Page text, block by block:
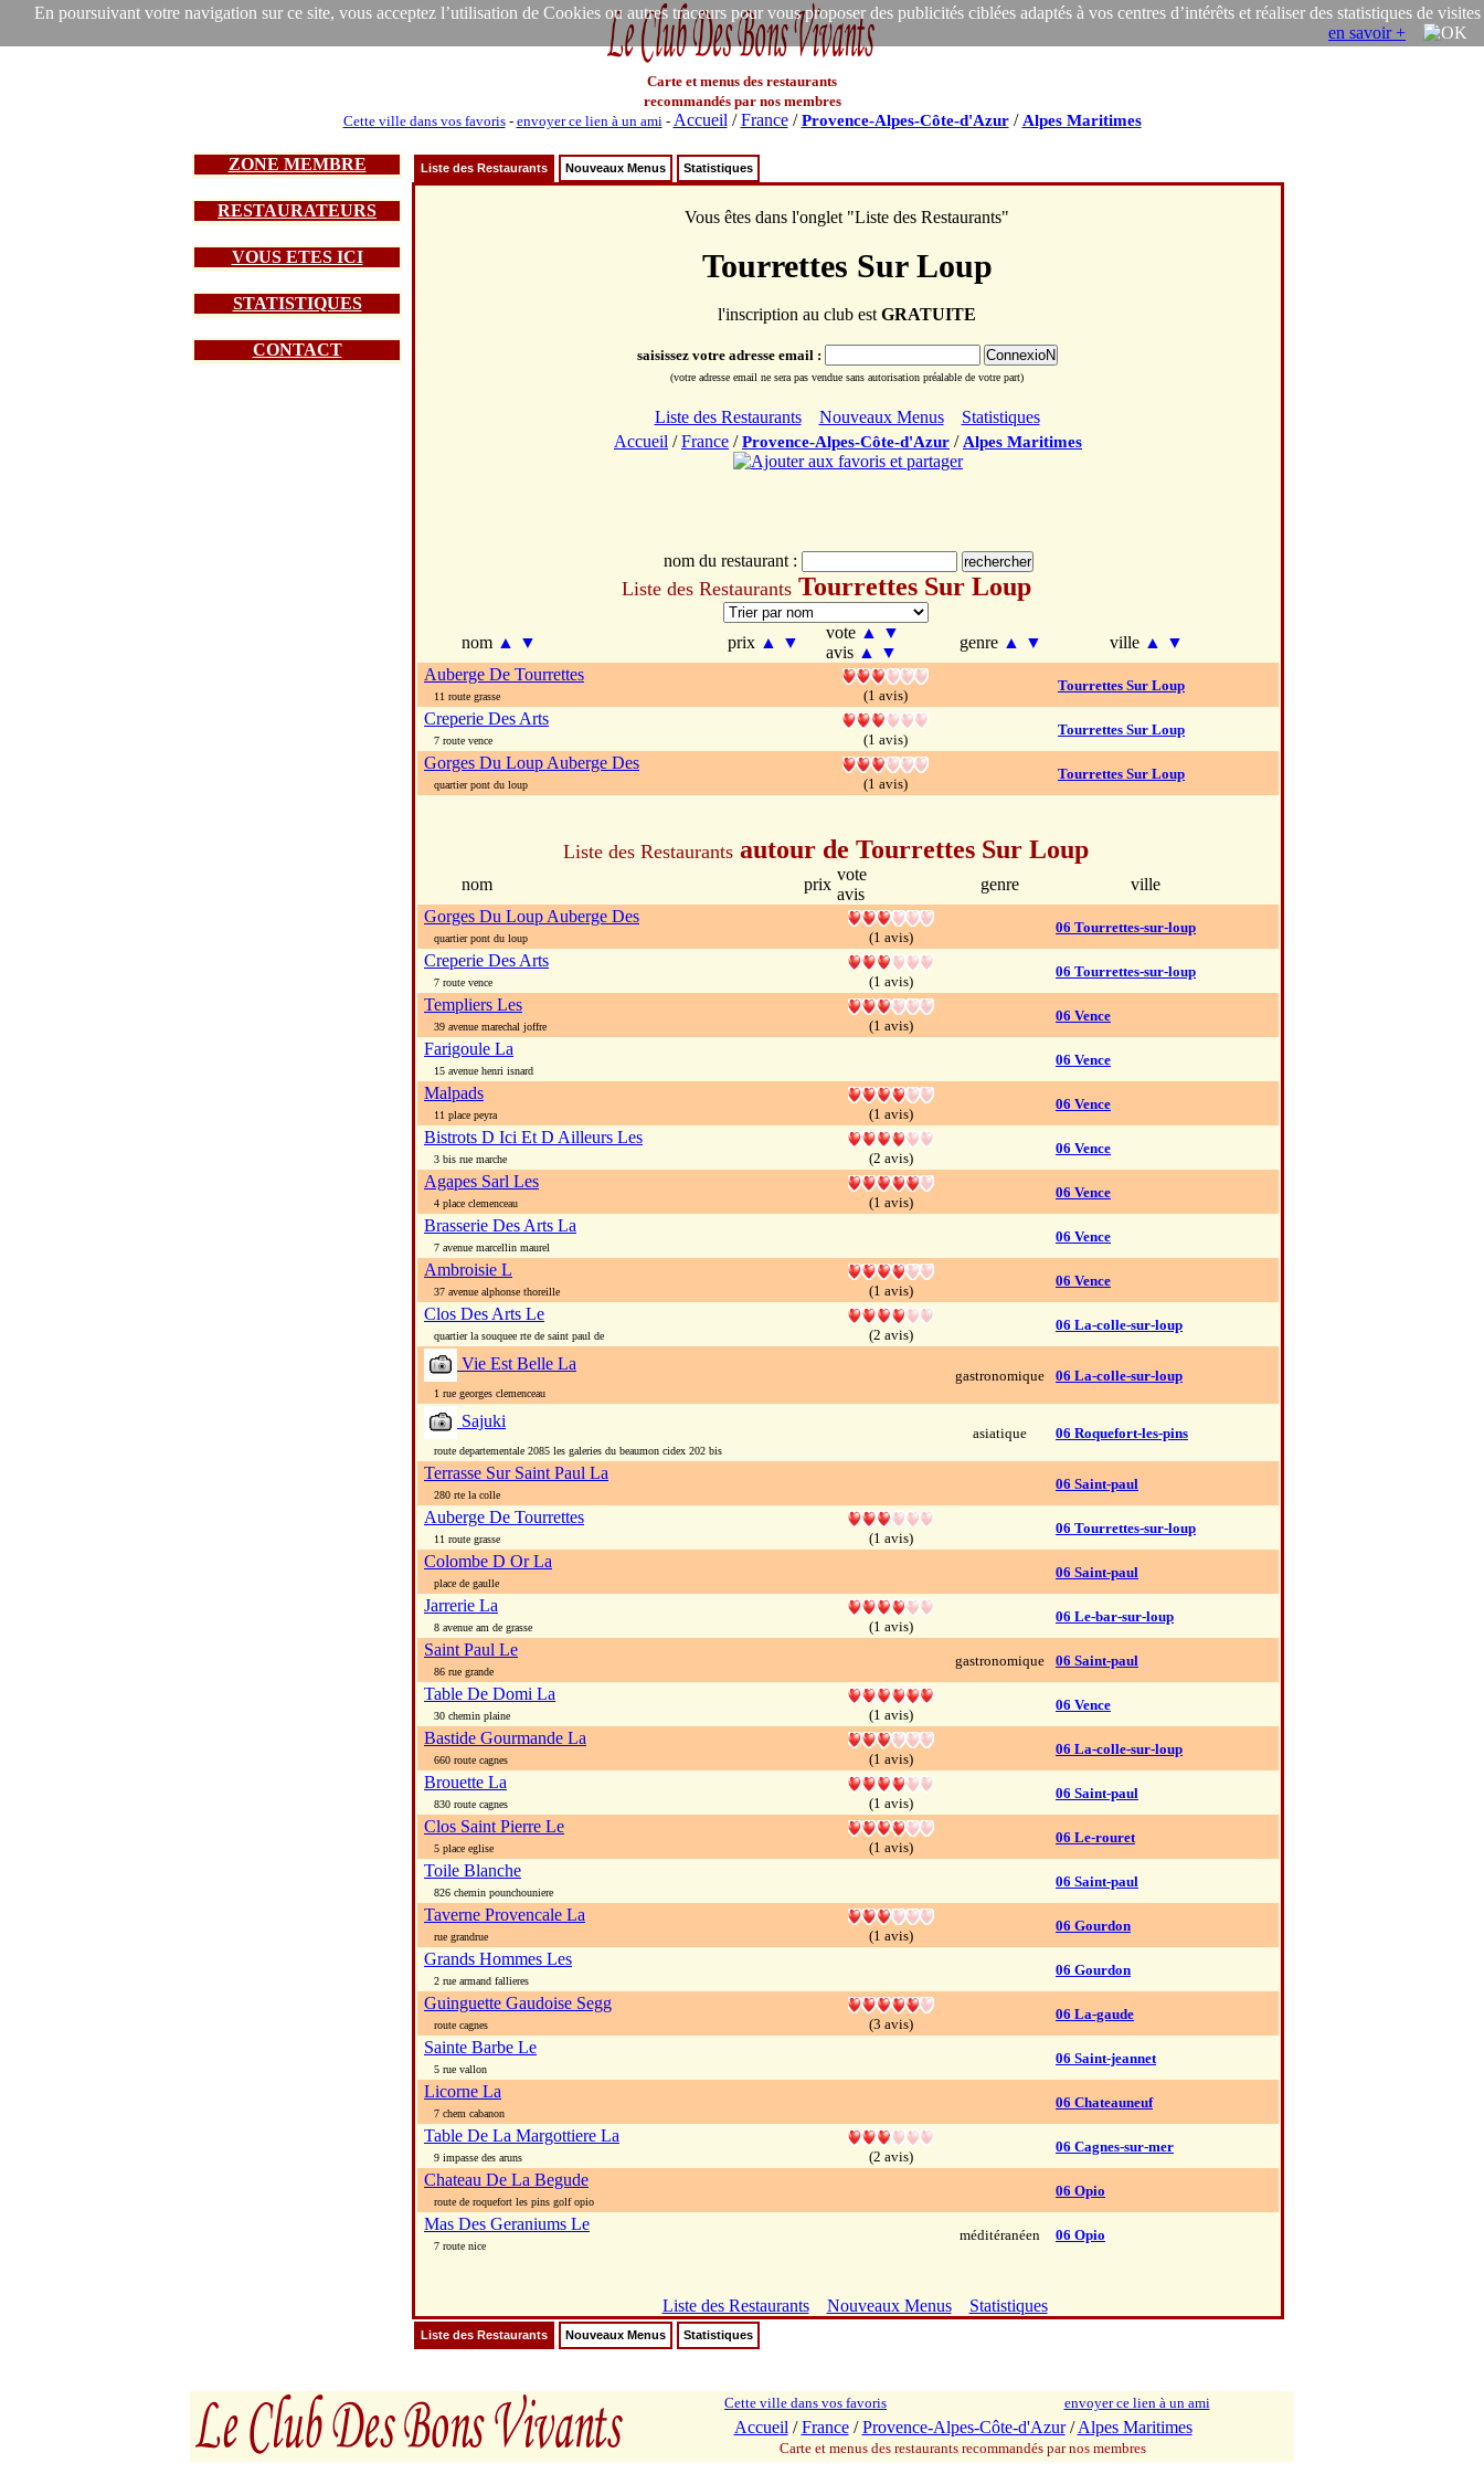
En poursuivant votre navigation sur ce site, vous acceptez l’utilisation de Cookies ou autres traceurs pour vous proposer des publicités ciblées adaptés à vos centres d’intérêts et réaliser des statistiques de visites
en savoir +
Carte et menus des restaurants
recommandés par nos membres
Cette ville dans vos favoris- envoyer ce lien à un ami- Accueil /France/Provence-Alpes-Côte-d'Azur/ Alpes Maritimes
ZONE MEMBRE
RESTAURATEURS
VOUS ETES ICI
STATISTIQUES
CONTACT
Liste des Restaurants Nouveaux Menus Statistiques
Vous êtes dans l'onglet "Liste des Restaurants"
Tourrettes Sur Loup
l'inscription au club est GRATUITE
saisissez votre adresse email :
(votre adresse email ne sera pas vendue sans autorisation préalable de votre part)
Liste des Restaurants Nouveaux Menus
Statistiques
Accueil /France /Provence-Alpes-Côte-d'Azur / Alpes Maritimes
nom du restaurant :
Liste des Restaurants Tourrettes Sur Loup
nom ▲ ▼ prix ▲ ▼
vote ▲
▼
avis ▲ ▼
genre ▲ ▼ ville ▲
▼
Auberge De Tourrettes
11 route grasse (1 avis)
Tourrettes Sur Loup
Creperie Des Arts
7 route vence (1 avis)
Tourrettes Sur Loup
Gorges Du Loup Auberge Des
quartier pont du loup (1 avis)
Tourrettes Sur Loup
Liste des Restaurants autour de Tourrettes Sur Loup
nom prix
vote
avis
genre
ville
Gorges Du Loup Auberge Des
quartier pont du loup (1 avis)
06 Tourrettes-sur-loup
Creperie Des Arts
7 route vence (1 avis)
06 Tourrettes-sur-loup
Templiers Les
39 avenue marechal joffre (1 avis)
06 Vence
Farigoule La
15 avenue henri isnard
06 Vence
Malpads
11 place peyra (1 avis)
06 Vence
Bistrots D Ici Et D Ailleurs Les
3 bis rue marche (2 avis)
06 Vence
Agapes Sarl Les
4 place clemenceau (1 avis)
06 Vence
Brasserie Des Arts La
7 avenue marcellin maurel
06 Vence
Ambroisie L
37 avenue alphonse thoreille (1 avis)
06 Vence
Clos Des Arts Le
quartier la souquee rte de saint paul de (2 avis)
06 La-colle-sur-loup
Vie Est Belle La
1 rue georges clemenceau
gastronomique 06 La-colle-sur-loup
Sajuki
route departementale 2085 les galeries du beaumon cidex 202 bis
asiatique 06 Roquefort-les-pins
Terrasse Sur Saint Paul La
280 rte la colle
06 Saint-paul
Auberge De Tourrettes
11 route grasse (1 avis)
06 Tourrettes-sur-loup
Colombe D Or La
place de gaulle
06 Saint-paul
Jarrerie La
8 avenue am de grasse (1 avis)
06 Le-bar-sur-loup
Saint Paul Le
86 rue grande
gastronomique 06 Saint-paul
Table De Domi La
30 chemin plaine (1 avis)
06 Vence
Bastide Gourmande La
660 route cagnes (1 avis)
06 La-colle-sur-loup
Brouette La
830 route cagnes (1 avis)
06 Saint-paul
Clos Saint Pierre Le
5 place eglise (1 avis)
06 Le-rouret
Toile Blanche
826 chemin pounchouniere
06 Saint-paul
Taverne Provencale La
rue grandrue (1 avis)
06 Gourdon
Grands Hommes Les
2 rue armand fallieres
06 Gourdon
Guinguette Gaudoise Segg
route cagnes (3 avis)
06 La-gaude
Sainte Barbe Le
5 rue vallon
06 Saint-jeannet
Licorne La
7 chem cabanon
06 Chateauneuf
Table De La Margottiere La
9 impasse des aruns (2 avis)
06 Cagnes-sur-mer
Chateau De La Begude
route de roquefort les pins golf opio
06 Opio
Mas Des Geraniums Le
7 route nice
méditéranéen 06 Opio
Liste des Restaurants Nouveaux Menus Statistiques
Liste des Restaurants Nouveaux Menus Statistiques
Cette ville dans vos favoris envoyer ce lien à un ami
Accueil /France/Provence-Alpes-Côte-d'Azur/Alpes Maritimes
Carte et menus des restaurants recommandés par nos membres